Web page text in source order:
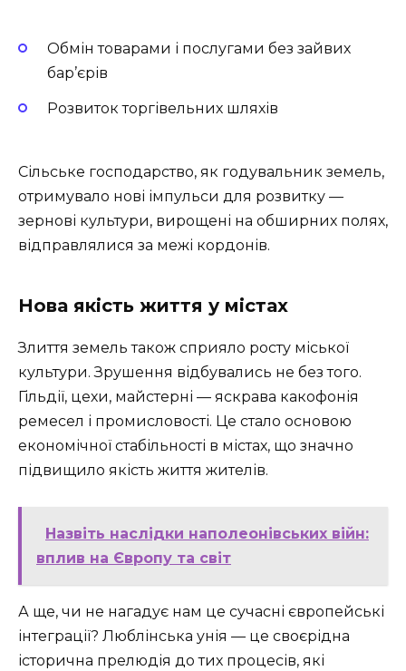
Обмін товарами і послугами без зайвих
бар’єрів
Розвиток торгівельних шляхів
Сільське господарство, як годувальник земель,
отримувало нові імпульси для розвитку —
зернові культури, вирощені на обширних полях,
відправлялися за межі кордонів.
Нова якість життя у містах
Злиття земель також сприяло росту міської
культури. Зрушення відбувались не без того.
Гільдії, цехи, майстерні — яскрава какофонія
ремесел і промисловості. Це стало основою
економічної стабільності в містах, що значно
підвищило якість життя жителів.
Назвіть наслідки наполеонівських війн:
вплив на Європу та світ
А ще, чи не нагадує нам це сучасні європейські
інтеграції? Люблінська унія — це своєрідна
історична прелюдія до тих процесів, які